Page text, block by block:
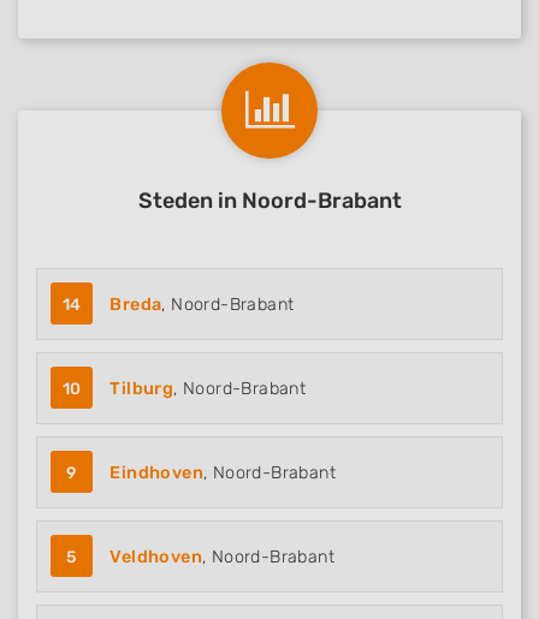
Steden in Noord-Brabant
14 Breda, Noord-Brabant
10 Tilburg, Noord-Brabant
9 Eindhoven, Noord-Brabant
5 Veldhoven, Noord-Brabant